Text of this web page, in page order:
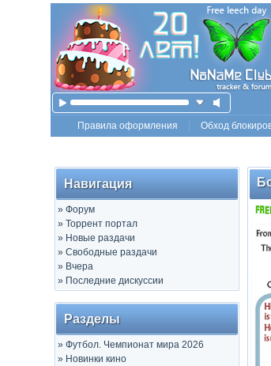
Правила оформления Обход
Навигация
» Форум
» Торрент портал
» Новые раздачи
» Свободные раздачи
» Вчера
» Последние дискуссии
Разделы
» Футбол. Чемпионат мира 2026
» Новинки кино